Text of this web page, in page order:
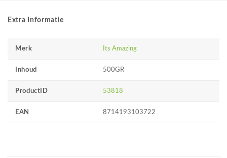
Extra Informatie
Merk Its Amazing
Inhoud 500GR
ProductID 53818
EAN 8714193103722